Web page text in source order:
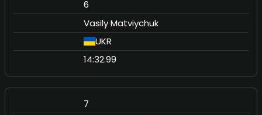
6
Vasily Matviychuk
UKR
14:32.99
7